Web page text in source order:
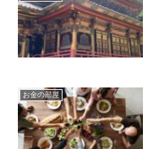
お金の部屋